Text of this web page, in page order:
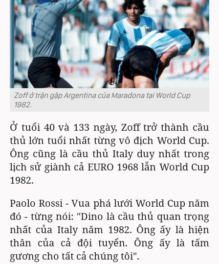
Zoff ở trận gặp Argentina của Maradona tại World Cup
1982.
Ở tuổi 40 và 133 ngày, Zoff trở thành cầu
thủ lớn tuổi nhất từng vô địch World Cup.
Ông cũng là cầu thủ Italy duy nhất trong
lịch sử giành cả EURO 1968 lẫn World Cup
1982.
Paolo Rossi - Vua phá lưới World Cup năm
đó - từng nói: "Dino là cầu thủ quan trọng
nhất của Italy năm 1982. Ông ấy là hiện
thân của cả đội tuyển. Ông ấy là tấm
gương cho tất cả chúng tôi".